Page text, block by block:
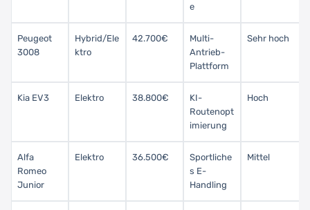
e
Peugeot
3008
Hybrid/Ele
ktro
42.700€
Multi-
Antrieb-
Plattform
Sehr hoch
Kia EV3 Elektro 38.800€
KI-
Routenopt
imierung
Hoch
Alfa
Romeo
Junior
Elektro 36.500€
Sportliche
s E-
Handling
Mittel